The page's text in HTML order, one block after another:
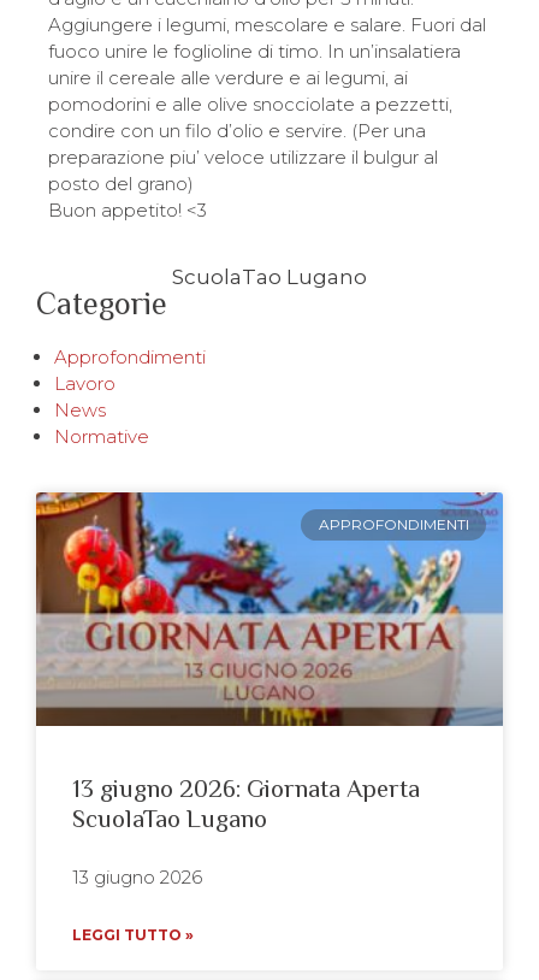
Aggiungere i legumi, mescolare e salare. Fuori dal
fuoco unire le foglioline di timo. In un’insalatiera
unire il cereale alle verdure e ai legumi, ai
pomodorini e alle olive snocciolate a pezzetti,
condire con un filo d’olio e servire. (Per una
preparazione piu’ veloce utilizzare il bulgur al
posto del grano)
Buon appetito! <3
ScuolaTao Lugano
Categorie
Approfondimenti
Lavoro
News
Normative
APPROFONDIMENTI
13 giugno 2026: Giornata Aperta
ScuolaTao Lugano
13 giugno 2026
LEGGI TUTTO »